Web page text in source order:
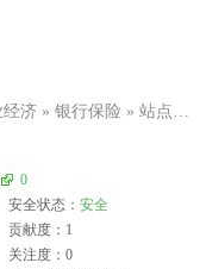
经济 » 银行保险 » 站点详细
0
安全状态：安全
贡献度：1
关注度：0